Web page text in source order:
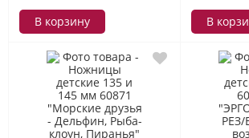
В корзину В